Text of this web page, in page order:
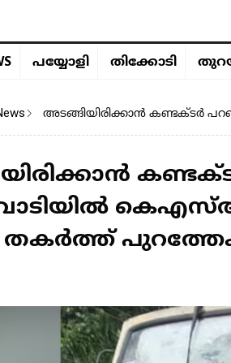
പയ്യോളി തിക്കോടി
അടങ്ങിയിരിക്കാൻ കണ്ടക്ടർ
കണ്ടക്ടർ